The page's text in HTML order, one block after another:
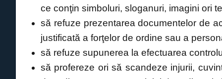
ce conţin simboluri, sloganuri, imagini ori
să refuze prezentarea documentelor de
justificată a forţelor de ordine sau a
să refuze supunerea la efectuarea
să profereze ori să scandeze injurii,